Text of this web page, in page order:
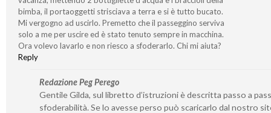
bimba, il portaoggetti strisciava a terra e si è tutto bucato.
Mi vergogno ad uscirlo. Premetto che il passeggino serviva
solo a me per uscire ed è stato tenuto sempre in macchina.
Ora volevo lavarlo e non riesco a sfoderarlo. Chi mi aiuta?
Reply
Redazione Peg Perego
Gentile Gilda, sul libretto d’istruzioni è descritta passo a
sfoderabilità. Se lo avesse perso può scaricarlo dal nostro